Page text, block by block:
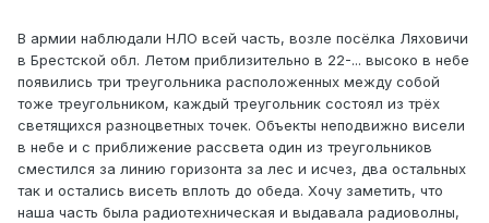
В армии наблюдали НЛО всей часть, возле посёлка Ляховичи
в Брестской обл. Летом приблизительно в 22-... высоко в небе
появились три треугольника расположенных между собой
тоже треугольником, каждый треугольник состоял из трёх
светящихся разноцветных точек. Объекты неподвижно висели
в небе и с приближение рассвета один из треугольников
сместился за линию горизонта за лес и исчез, два остальных
так и остались висеть вплоть до обеда. Хочу заметить, что
наша часть была радиотехническая и выдавала радиоволны,